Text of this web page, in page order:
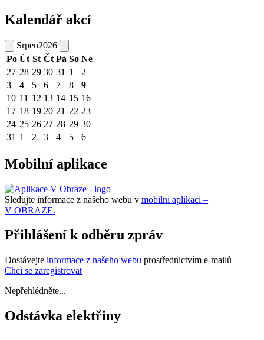
Kalendář akcí
Srpen2026
Po Út St Čt Pá So Ne
27 28 29 30 31 1
2
3
4 5 6 7 8
9
10 11 12 13 14 15 16
17 18 19 20 21 22 23
24 25 26 27 28 29 30
31 1 2 3 4 5 6
Mobilní aplikace
Sledujte informace z našeho webu v mobilní aplikaci –
V OBRAZE.
Přihlášení k odběru zpráv
Dostávejte informace z našeho webu prostřednictvím e-mailů
Chci se zaregistrovat
Nepřehlédněte...
Odstávka elektřiny